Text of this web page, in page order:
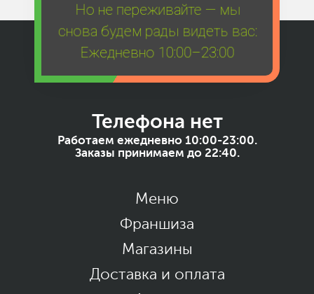
Но не переживайте — мы
снова будем рады видеть вас:
Ежедневно 10:00–23:00
Телефона нет
Работаем ежедневно 10:00-23:00.
Заказы принимаем до 22:40.
Меню
Франшиза
Магазины
Доставка и оплата